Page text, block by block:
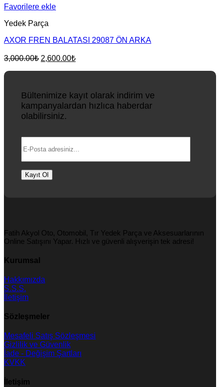
Favorilere ekle
Yedek Parça
AXOR FREN BALATASI 29087 ÖN ARKA
3,000.00₺ Orijinal
2,600.00₺Şu
Bültenimize kayıt olarak indirim ve
kampanyalardan hızlıca haberdar
olabilirsiniz.
Fatih Akyol Oto, Otomobil, Tır Yedek Parça ve Aksesuarlarının
Online Satışını Yapar. Hızlı ve güvenli alışverişin tek adresi!
Kurumsal
Hakkımızda
S.S.S.
İletişim
Sözleşmeler
Mesafeli Satış Sözleşmesi
Gizlilik ve Güvenlik
İade - Değişim Şartları
KVKK
İletişim